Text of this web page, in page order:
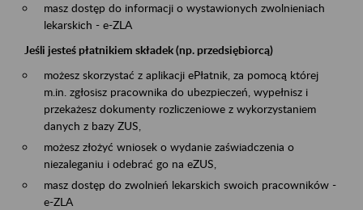
masz dostęp do informacji o wystawionych zwolnieniach
lekarskich - e-ZLA
Jeśli jesteś płatnikiem składek (np. przedsiębiorcą)
możesz skorzystać z aplikacji ePłatnik, za pomocą której
m.in. zgłosisz pracownika do ubezpieczeń, wypełnisz i
przekażesz dokumenty rozliczeniowe z wykorzystaniem
danych z bazy ZUS,
możesz złożyć wniosek o wydanie zaświadczenia o
niezaleganiu i odebrać go na eZUS,
masz dostęp do zwolnień lekarskich swoich pracowników -
e-ZLA